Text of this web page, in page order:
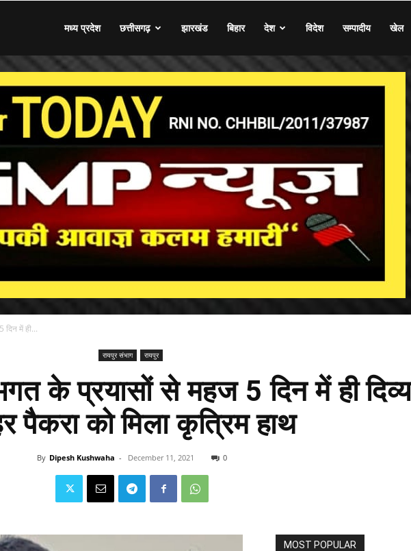
मध्य प्रदेश छत्तीसगढ़ झारखंड बिहार देश विदेश सम्पादीय खेल
दिन में ही...
रायपुर संभाग रायपुर
के प्रयासों से महज 5 दिन में ही
पैकरा को मिला कृत्रिम हाथ
By Dipesh Kushwaha - December 11, 2021 0
MOST POPULAR